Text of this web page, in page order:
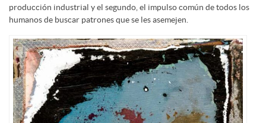
producción industrial y el segundo, el impulso común de todos los
humanos de buscar patrones que se les asemejen.